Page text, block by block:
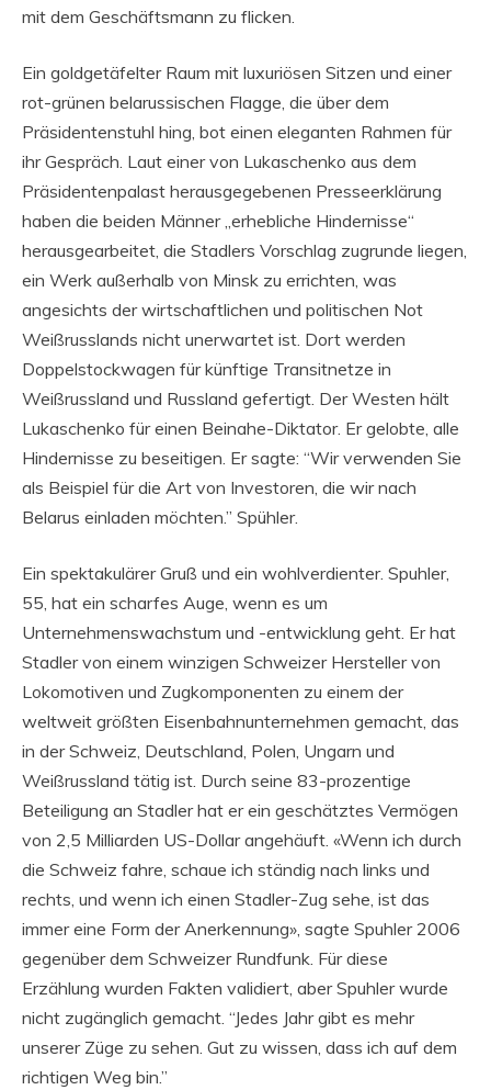
mit dem Geschäftsmann zu flicken.
Ein goldgetäfelter Raum mit luxuriösen Sitzen und einer
rot-grünen belarussischen Flagge, die über dem
Präsidentenstuhl hing, bot einen eleganten Rahmen für
ihr Gespräch. Laut einer von Lukaschenko aus dem
Präsidentenpalast herausgegebenen Presseerklärung
haben die beiden Männer „erhebliche Hindernisse“
herausgearbeitet, die Stadlers Vorschlag zugrunde liegen,
ein Werk außerhalb von Minsk zu errichten, was
angesichts der wirtschaftlichen und politischen Not
Weißrusslands nicht unerwartet ist. Dort werden
Doppelstockwagen für künftige Transitnetze in
Weißrussland und Russland gefertigt. Der Westen hält
Lukaschenko für einen Beinahe-Diktator. Er gelobte, alle
Hindernisse zu beseitigen. Er sagte: “Wir verwenden Sie
als Beispiel für die Art von Investoren, die wir nach
Belarus einladen möchten.” Spühler.
Ein spektakulärer Gruß und ein wohlverdienter. Spuhler,
55, hat ein scharfes Auge, wenn es um
Unternehmenswachstum und -entwicklung geht. Er hat
Stadler von einem winzigen Schweizer Hersteller von
Lokomotiven und Zugkomponenten zu einem der
weltweit größten Eisenbahnunternehmen gemacht, das
in der Schweiz, Deutschland, Polen, Ungarn und
Weißrussland tätig ist. Durch seine 83-prozentige
Beteiligung an Stadler hat er ein geschätztes Vermögen
von 2,5 Milliarden US-Dollar angehäuft. «Wenn ich durch
die Schweiz fahre, schaue ich ständig nach links und
rechts, und wenn ich einen Stadler-Zug sehe, ist das
immer eine Form der Anerkennung», sagte Spuhler 2006
gegenüber dem Schweizer Rundfunk. Für diese
Erzählung wurden Fakten validiert, aber Spuhler wurde
nicht zugänglich gemacht. “Jedes Jahr gibt es mehr
unserer Züge zu sehen. Gut zu wissen, dass ich auf dem
richtigen Weg bin.”